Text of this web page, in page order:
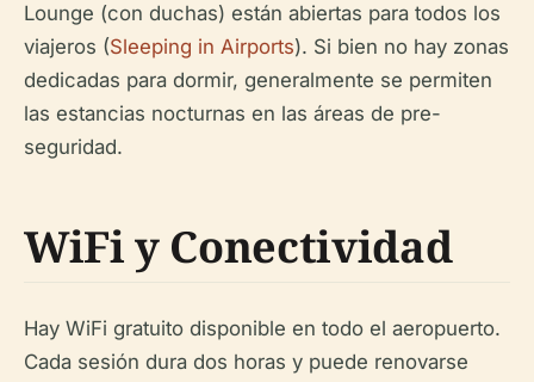
Lounge (con duchas) están abiertas para todos los
viajeros (Sleeping in Airports). Si bien no hay zonas
dedicadas para dormir, generalmente se permiten
las estancias nocturnas en las áreas de pre-
seguridad.
WiFi y Conectividad
Hay WiFi gratuito disponible en todo el aeropuerto.
Cada sesión dura dos horas y puede renovarse